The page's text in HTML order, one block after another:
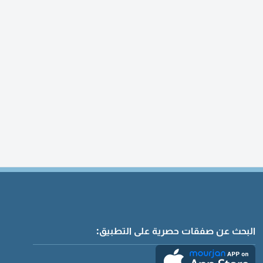
البحث عن صفقات حصرية على التطبيق: